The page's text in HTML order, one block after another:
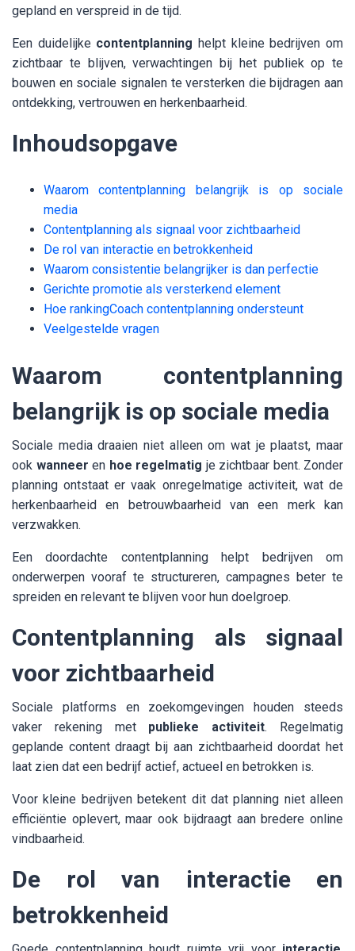
gepland en verspreid in de tijd.
Een duidelijke contentplanning helpt kleine bedrijven om
zichtbaar te blijven, verwachtingen bij het publiek op te
bouwen en sociale signalen te versterken die bijdragen aan
ontdekking, vertrouwen en herkenbaarheid.
Inhoudsopgave
Waarom contentplanning belangrijk is op sociale
media
Contentplanning als signaal voor zichtbaarheid
De rol van interactie en betrokkenheid
Waarom consistentie belangrijker is dan perfectie
Gerichte promotie als versterkend element
Hoe rankingCoach contentplanning ondersteunt
Veelgestelde vragen
Waarom contentplanning
belangrijk is op sociale media
Sociale media draaien niet alleen om wat je plaatst, maar
ook wanneer en hoe regelmatig je zichtbaar bent. Zonder
planning ontstaat er vaak onregelmatige activiteit, wat de
herkenbaarheid en betrouwbaarheid van een merk kan
verzwakken.
Een doordachte contentplanning helpt bedrijven om
onderwerpen vooraf te structureren, campagnes beter te
spreiden en relevant te blijven voor hun doelgroep.
Contentplanning als signaal
voor zichtbaarheid
Sociale platforms en zoekomgevingen houden steeds
vaker rekening met publieke activiteit. Regelmatig
geplande content draagt bij aan zichtbaarheid doordat het
laat zien dat een bedrijf actief, actueel en betrokken is.
Voor kleine bedrijven betekent dit dat planning niet alleen
efficiëntie oplevert, maar ook bijdraagt aan bredere online
vindbaarheid.
De rol van interactie en
betrokkenheid